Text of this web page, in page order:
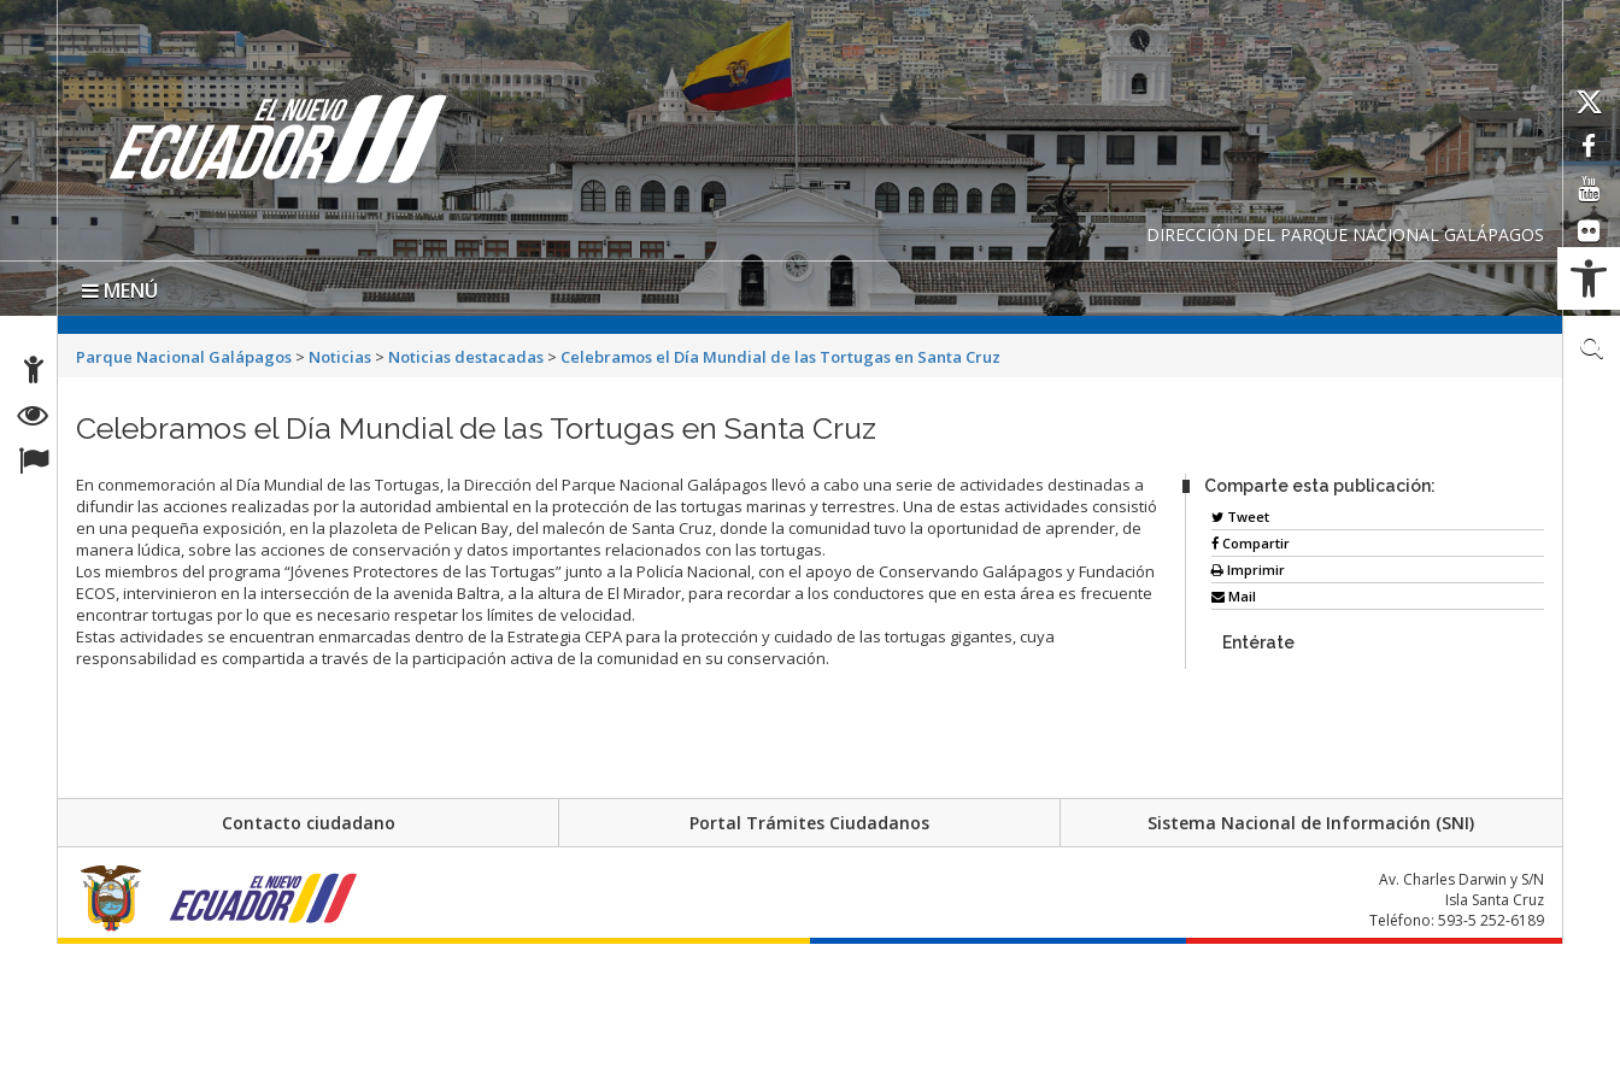
DIRECCIÓN DEL PARQUE NACIONAL GALÁPAGOS
MENÚ
Parque Nacional Galápagos > Noticias > Noticias destacadas > Celebramos el Día Mundial de las Tortugas en Santa Cruz
Celebramos el Día Mundial de las Tortugas en Santa Cruz
En conmemoración al Día Mundial de las Tortugas, la Dirección del Parque Nacional Galápagos llevó a cabo una serie de actividades destinadas a
difundir las acciones realizadas por la autoridad ambiental en la protección de las tortugas marinas y terrestres. Una de estas actividades consistió
en una pequeña exposición, en la plazoleta de Pelican Bay, del malecón de Santa Cruz, donde la comunidad tuvo la oportunidad de aprender, de
manera lúdica, sobre las acciones de conservación y datos importantes relacionados con las tortugas.
Los miembros del programa “Jóvenes Protectores de las Tortugas” junto a la Policía Nacional, con el apoyo de Conservando Galápagos y Fundación
ECOS, intervinieron en la intersección de la avenida Baltra, a la altura de El Mirador, para recordar a los conductores que en esta área es frecuente
encontrar tortugas por lo que es necesario respetar los límites de velocidad.
Estas actividades se encuentran enmarcadas dentro de la Estrategia CEPA para la protección y cuidado de las tortugas gigantes, cuya
responsabilidad es compartida a través de la participación activa de la comunidad en su conservación.
Comparte esta publicación:
Tweet
Compartir
Imprimir
Mail
Entérate
Contacto ciudadano Portal Trámites Ciudadanos Sistema Nacional de Información (SNI)
Av. Charles Darwin y S/N
Isla Santa Cruz
Teléfono: 593-5 252-6189